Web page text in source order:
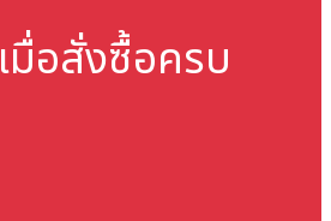
เมื่อสั่งซื้อครบ